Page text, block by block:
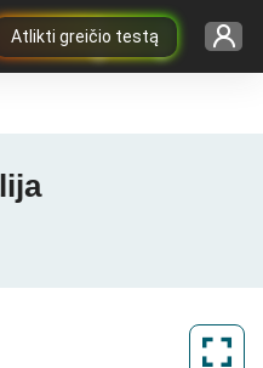
Atlikti greičio testą